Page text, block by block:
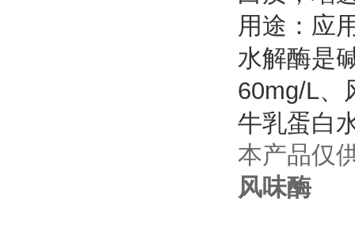
用途：应
水解酶是
60mg/L、
牛乳蛋白
本产品仅
风味酶